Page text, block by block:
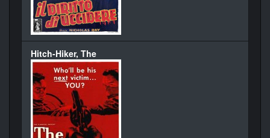
Hitch-Hiker, The